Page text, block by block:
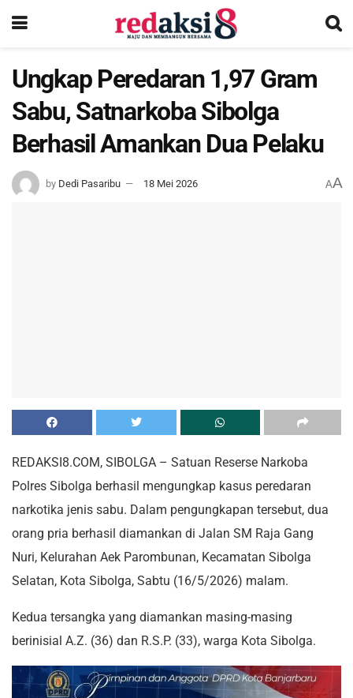
Ungkap Peredaran 1,97 Gram
Sabu, Satnarkoba Sibolga
Berhasil Amankan Dua Pelaku
by Dedi Pasaribu 18 Mei 2026 AA
REDAKSI8.COM, SIBOLGA – Satuan Reserse Narkoba
Polres Sibolga berhasil mengungkap kasus peredaran
narkotika jenis sabu. Dalam pengungkapan tersebut, dua
orang pria berhasil diamankan di Jalan SM Raja Gang
Nuri, Kelurahan Aek Parombunan, Kecamatan Sibolga
Selatan, Kota Sibolga, Sabtu (16/5/2026) malam.
Kedua tersangka yang diamankan masing-masing
berinisial A.Z. (36) dan R.S.P. (33), warga Kota Sibolga.